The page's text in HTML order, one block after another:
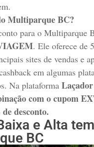
Multiparque BC?
para o Multiparque
. Ele oferece de
sites de vendas e
em algumas
Na plataforma
com o cupom
desconto.
e Alta
BC